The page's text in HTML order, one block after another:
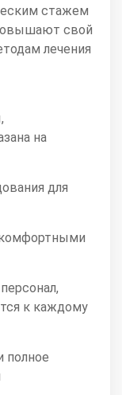
стажем
свой
лечения
на
для
к каждому
полное